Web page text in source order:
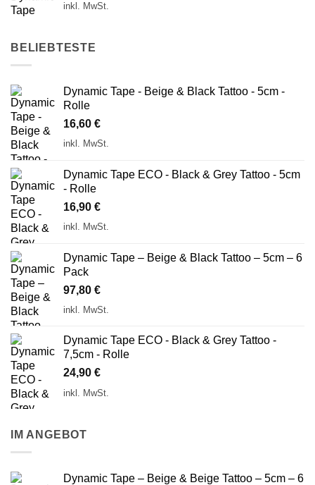
inkl. MwSt.
BELIEBTESTE
Dynamic Tape - Beige & Black Tattoo - 5cm -
Rolle
16,60 €
inkl. MwSt.
Dynamic Tape ECO - Black & Grey Tattoo - 5cm
- Rolle
16,90 €
inkl. MwSt.
Dynamic Tape – Beige & Black Tattoo – 5cm – 6
Pack
97,80 €
inkl. MwSt.
Dynamic Tape ECO - Black & Grey Tattoo -
7,5cm - Rolle
24,90 €
inkl. MwSt.
IM ANGEBOT
Dynamic Tape – Beige & Beige Tattoo – 5cm – 6